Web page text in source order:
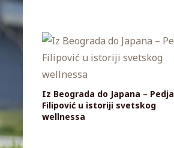
Iz Beograda do Japana – Pedja
Filipović u istoriji svetskog
wellnessa